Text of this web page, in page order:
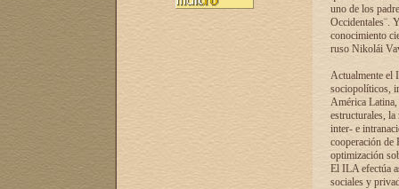
uno de los
Occidentales¨.
conocimiento
ruso Nikolái
Actualmente el
sociopolíticos,
América Latina,
estructurales,
inter- e
cooperación de
optimización
El ILA efectúa
sociales y